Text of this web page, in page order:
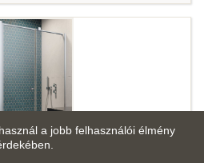
a jobb felhasználói élmény